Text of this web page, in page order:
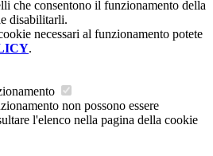
che consentono il funzionamento della
disabilitarli.
necessari al funzionamento potete
.
non possono essere
l'elenco nella pagina della cookie